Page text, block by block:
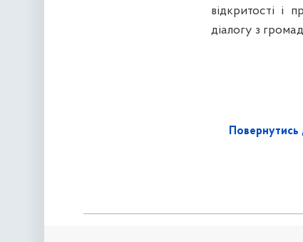
відкритості і
діалогу з
Повернутись